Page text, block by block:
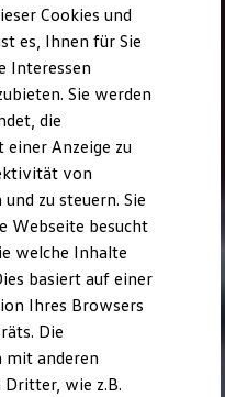
und Updates
ID.
Cookies und
es, Ihnen für Sie
Interessen
Sie werden
die
einer Anzeige zu
von
zu steuern. Sie
Webseite besucht
welche Inhalte
basiert auf einer
Ihres Browsers
Die
anderen
wie z.B.